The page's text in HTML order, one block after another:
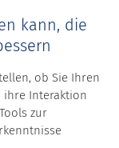
kann, die
ob Sie Ihren
ihre Interaktion
zur